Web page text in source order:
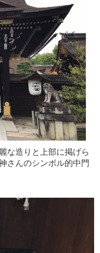
な造りと上部に掲げら
さんのシンボル的中門